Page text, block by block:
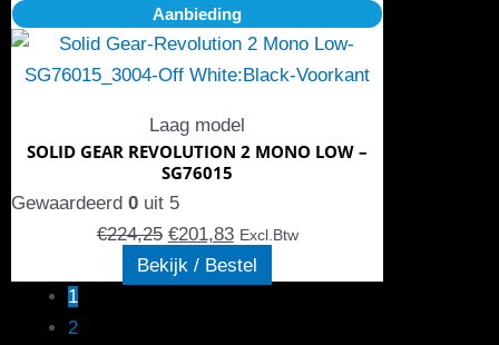
op
de
productpagina
Aanbieding
Laag model
SOLID GEAR REVOLUTION 2 MONO LOW –
SG76015
Gewaardeerd 0 uit 5
€224,25
Oorspronkelijke
prijs
was:
€201,83
Huidige
prijs
is:
Excl.Btw
Bekijk / Bestel
Dit
product
heeft
variaties.
Deze
kan
gekozen
1
2